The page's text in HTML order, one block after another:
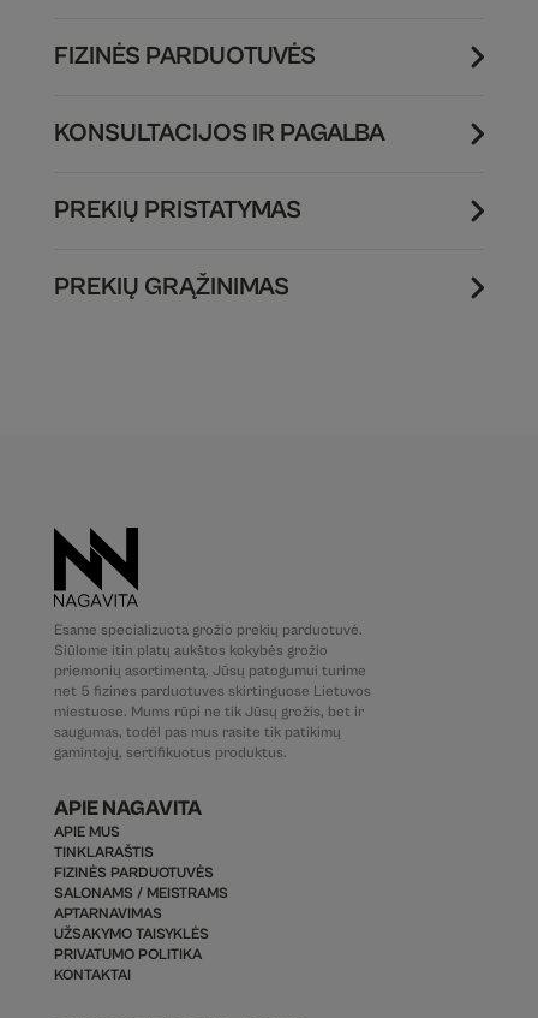
FIZINĖS PARDUOTUVĖS
KONSULTACIJOS IR PAGALBA
PREKIŲ PRISTATYMAS
PREKIŲ GRĄŽINIMAS
Esame specializuota grožio prekių parduotuvė.
Siūlome itin platų aukštos kokybės grožio
priemonių asortimentą. Jūsų patogumui turime
net 5 fizines parduotuves skirtinguose Lietuvos
miestuose. Mums rūpi ne tik Jūsų grožis, bet ir
saugumas, todėl pas mus rasite tik patikimų
gamintojų, sertifikuotus produktus.
APIE NAGAVITA
APIE MUS
TINKLARAŠTIS
FIZINĖS PARDUOTUVĖS
SALONAMS / MEISTRAMS
APTARNAVIMAS
UŽSAKYMO TAISYKLĖS
PRIVATUMO POLITIKA
KONTAKTAI